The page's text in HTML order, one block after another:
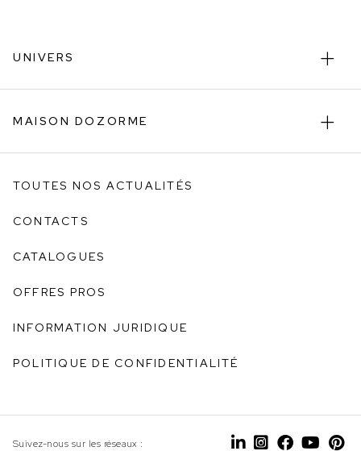
UNIVERS
MAISON DOZORME
TOUTES NOS ACTUALITÉS
CONTACTS
CATALOGUES
OFFRES PROS
INFORMATION JURIDIQUE
POLITIQUE DE CONFIDENTIALITÉ
Suivez-nous sur les réseaux :